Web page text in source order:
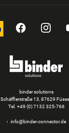
Facebook
binder solutions
Schäfflerstraße 13, 87629
Tel. +49 (0) 7132 325-766
info@binder-connector.de